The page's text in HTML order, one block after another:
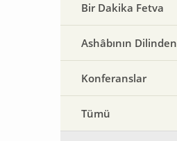
Bir Dakika Fetva
Ashâbının Dilinden
Konferanslar
Tümü